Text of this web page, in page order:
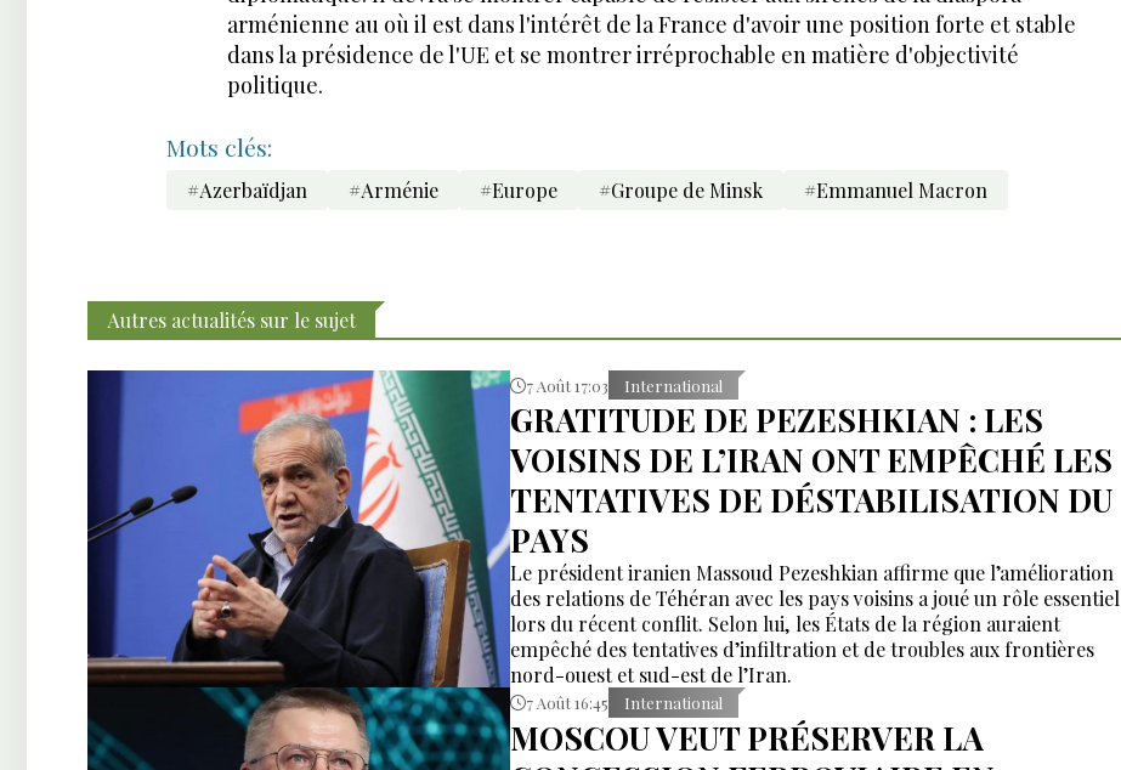
arménienne au où il est dans l'intérêt de la France d'avoir une position forte et stable
dans la présidence de l'UE et se montrer irréprochable en matière d'objectivité
politique.
Mots clés:
#Azerbaïdjan #Arménie #Europe #Groupe de Minsk #Emmanuel Macron
Autres actualités sur le sujet
7 Août 17:03 International
GRATITUDE DE PEZESHKIAN : LES
VOISINS DE L’IRAN ONT EMPÊCHÉ LES
TENTATIVES DE DÉSTABILISATION DU
PAYS
Le président iranien Massoud Pezeshkian affirme que l’amélioration
des relations de Téhéran avec les pays voisins a joué un rôle essentiel
lors du récent conflit. Selon lui, les États de la région auraient
empêché des tentatives d’infiltration et de troubles aux frontières
nord-ouest et sud-est de l’Iran.
7 Août 16:45 International
MOSCOU VEUT PRÉSERVER LA